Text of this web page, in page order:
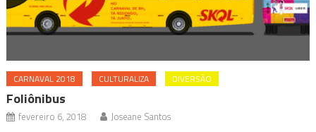
CARNAVAL 2018 CULTURALIZA DIVERSÃO
Foliônibus
fevereiro 6, 2018 Joseane Santos